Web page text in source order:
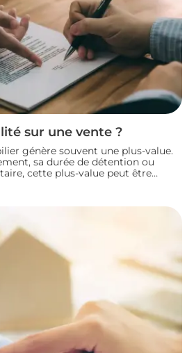
sur une vente ?
génère souvent une plus-value.
sa durée de détention ou
cette plus-value peut être
à connaître avant de signer